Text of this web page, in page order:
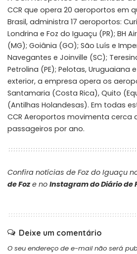
CCR que opera 20 aeroportos em
Brasil, administra 17 aeroportos:
Londrina e Foz do Iguaçu (PR); BH
(MG); Goiânia (GO); São Luís e
Navegantes e Joinville (SC);
Petrolina (PE); Pelotas, Uruguaiana
exterior, a empresa opera os
Santamaria (Costa Rica), Quito
(Antilhas Holandesas). Em todas
CCR Aeroportos movimenta cerca
passageiros por ano.
Confira notícias de Foz do Iguaçu
de Foze no Instagram do Diário de
Deixe um comentário
O seu endereço de e-mail não será